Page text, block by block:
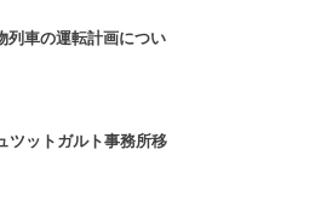
列車の運転計画につい
ツットガルト事務所移